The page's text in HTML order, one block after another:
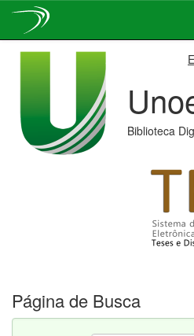
Biblioteca
Página de Busca